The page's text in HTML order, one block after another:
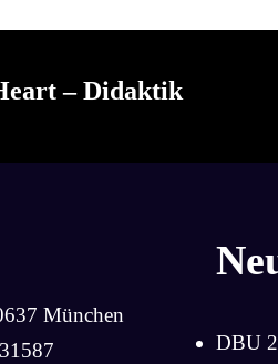
– Didaktik
München
DBU